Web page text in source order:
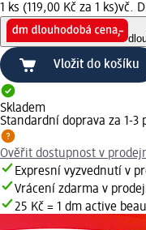
1 ks (119,00 Kč za 1 ks)vč.
Vložit do košíku
Skladem
Standardní doprava za 1-3
Ověřit dostupnost v
Expresní vyzvednutí v
Vrácení zdarma v
25 Kč = 1 dm active